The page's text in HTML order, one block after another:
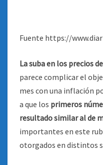
Fuente https://
La suba en los precios
parece complicar el
mes con una inflación
a que los primeros
resultado similar al de
importantes en este
otorgados en distintos